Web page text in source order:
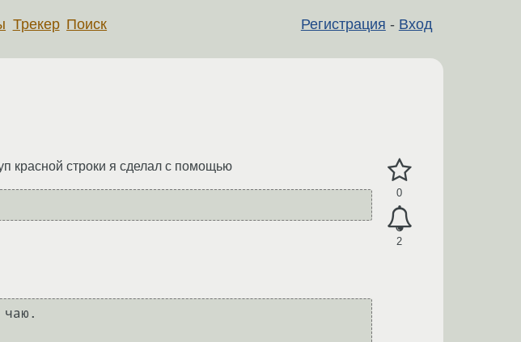
Регистрация - Вход
Трекер Поиск
0
2
красной строки я сделал с помощью